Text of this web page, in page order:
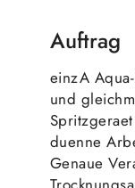
Auftrag
einzA
und
duenne
Genaue